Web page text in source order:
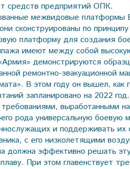
средств предприятий ОПК.
межвидовые
сконструированы по
платформу для создания
имеют между собой
демонстрируются
ремонтно-эвакуационной
В этом году он вышел,
запланировано на 2022 год.
выработанными
рода универсальную боевую
и поддерживать
с его низколетящими
должна эффективно решать
При этом главенствует